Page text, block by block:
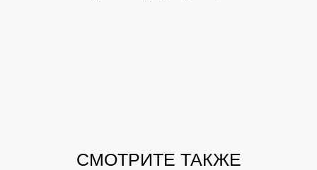
СМОТРИТЕ ТАКЖЕ